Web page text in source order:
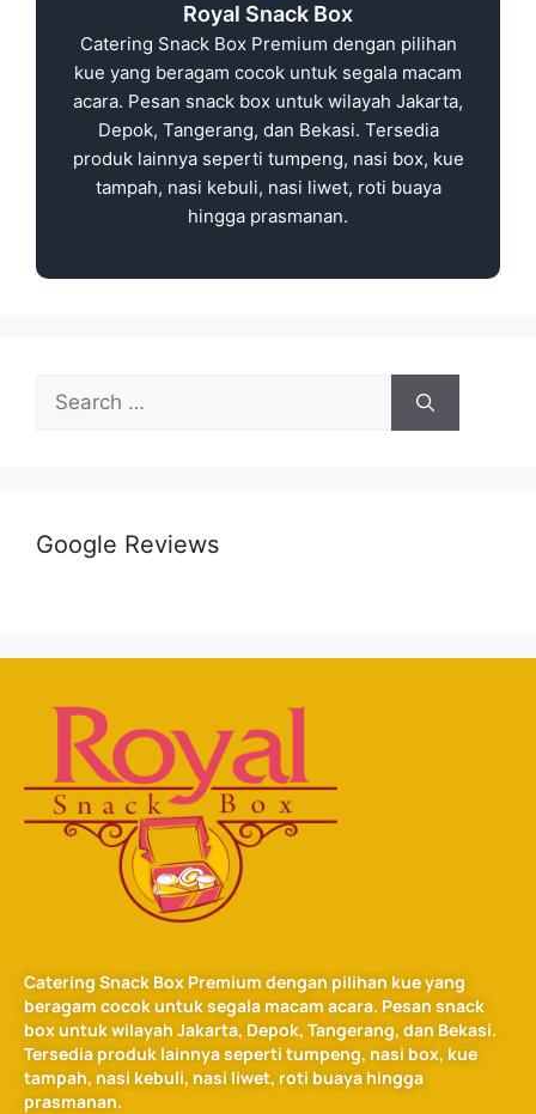
Royal Snack Box
Catering Snack Box Premium dengan pilihan
kue yang beragam cocok untuk segala macam
acara. Pesan snack box untuk wilayah Jakarta,
Depok, Tangerang, dan Bekasi. Tersedia
produk lainnya seperti tumpeng, nasi box, kue
tampah, nasi kebuli, nasi liwet, roti buaya
hingga prasmanan.
Google Reviews
Catering Snack Box Premium dengan pilihan kue yang
beragam cocok untuk segala macam acara. Pesan snack
box untuk wilayah Jakarta, Depok, Tangerang, dan Bekasi.
Tersedia produk lainnya seperti tumpeng, nasi box, kue
tampah, nasi kebuli, nasi liwet, roti buaya hingga
prasmanan.